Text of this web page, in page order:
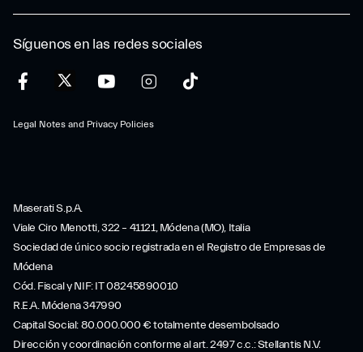
Síguenos en las redes sociales
Legal Notes and Privacy Policies
Maserati S.p.A.
Viale Ciro Menotti, 322 – 41121, Módena (MO), Italia
Sociedad de único socio registrada en el Registro de Empresas de
Módena
Cód. Fiscal y NIF: IT 08245890010
R.E.A. Módena 347990
Capital Social: 80.000.000 € totalmente desembolsado
Dirección y coordinación conforme al art. 2497 c.c.: Stellantis N.V.